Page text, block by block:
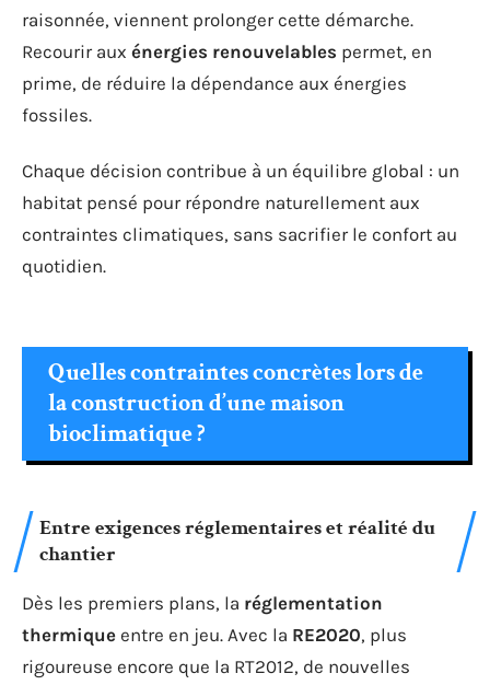
raisonnée, viennent prolonger cette démarche.
Recourir aux énergies renouvelables permet, en
prime, de réduire la dépendance aux énergies
fossiles.
Chaque décision contribue à un équilibre global : un
habitat pensé pour répondre naturellement aux
contraintes climatiques, sans sacrifier le confort au
quotidien.
Quelles contraintes concrètes lors de
la construction d’une maison
bioclimatique ?
Entre exigences réglementaires et réalité du
chantier
Dès les premiers plans, la réglementation
thermique entre en jeu. Avec la RE2020, plus
rigoureuse encore que la RT2012, de nouvelles